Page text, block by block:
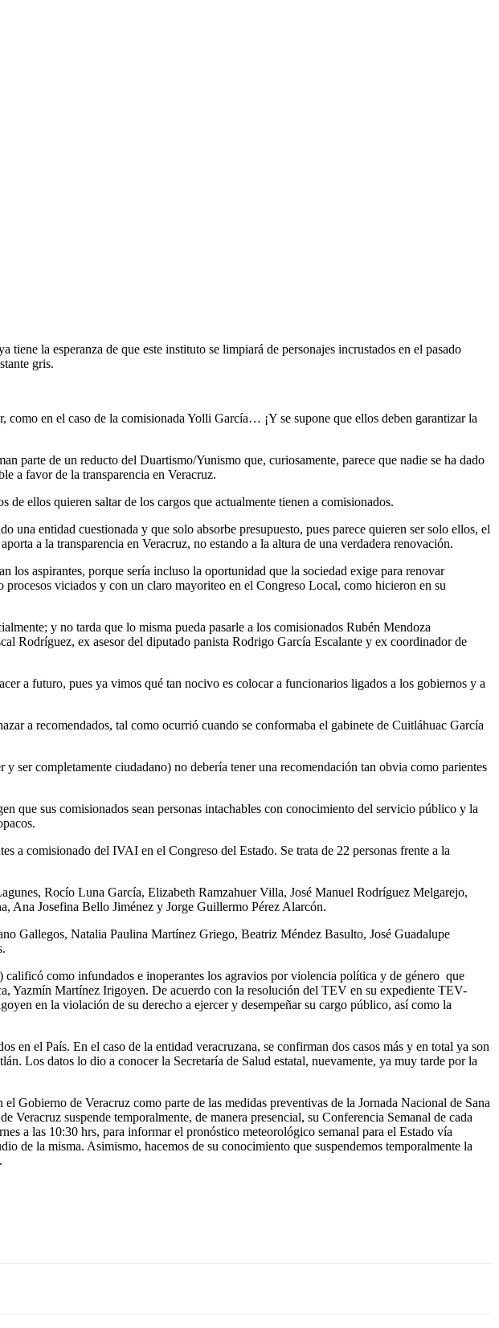
la esperanza de que este instituto se limpiará de personajes incrustados en el pasado
gris.
en el caso de la comisionada Yolli García… ¡Y se supone que ellos deben garantizar la
parte de un reducto del Duartismo/Yunismo que, curiosamente, parece que nadie se ha dado
a favor de la transparencia en Veracruz.
ellos quieren saltar de los cargos que actualmente tienen a comisionados.
entidad cuestionada y que solo absorbe presupuesto, pues parece quieren ser solo ellos, el
a la transparencia en Veracruz, no estando a la altura de una verdadera renovación.
los aspirantes, porque sería incluso la oportunidad que la sociedad exige para renovar
viciados y con un claro mayoriteo en el Congreso Local, como hicieron en su
y no tarda que lo misma pueda pasarle a los comisionados Rubén Mendoza
Rodríguez, ex asesor del diputado panista Rodrigo García Escalante y ex coordinador de
a futuro, pues ya vimos qué tan nocivo es colocar a funcionarios ligados a los gobiernos y a
a recomendados, tal como ocurrió cuando se conformaba el gabinete de Cuitláhuac García
ser completamente ciudadano) no debería tener una recomendación tan obvia como parientes
que sus comisionados sean personas intachables con conocimiento del servicio público y la
a comisionado del IVAI en el Congreso del Estado. Se trata de 22 personas frente a la
Rocío Luna García, Elizabeth Ramzahuer Villa, José Manuel Rodríguez Melgarejo,
Ana Josefina Bello Jiménez y Jorge Guillermo Pérez Alarcón.
Gallegos, Natalia Paulina Martínez Griego, Beatriz Méndez Basulto, José Guadalupe
como infundados e inoperantes los agravios por violencia política y de género que
Yazmín Martínez Irigoyen. De acuerdo con la resolución del TEV en su expediente TEV-
en la violación de su derecho a ejercer y desempeñar su cargo público, así como la
el País. En el caso de la entidad veracruzana, se confirman dos casos más y en total ya son
Los datos lo dio a conocer la Secretaría de Salud estatal, nuevamente, ya muy tarde por la
de Veracruz como parte de las medidas preventivas de la Jornada Nacional de Sana
suspende temporalmente, de manera presencial, su Conferencia Semanal de cada
a las 10:30 hrs, para informar el pronóstico meteorológico semanal para el Estado vía
de la misma. Asimismo, hacemos de su conocimiento que suspendemos temporalmente la